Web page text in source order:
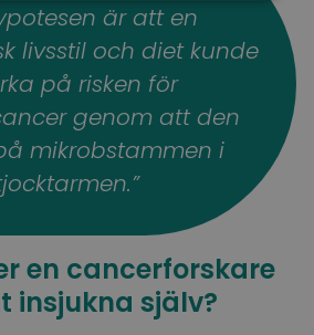
är att en
livsstil och diet kunde
på risken för
genom att den
mikrobstammen i
en cancerforskare
insjukna själv?